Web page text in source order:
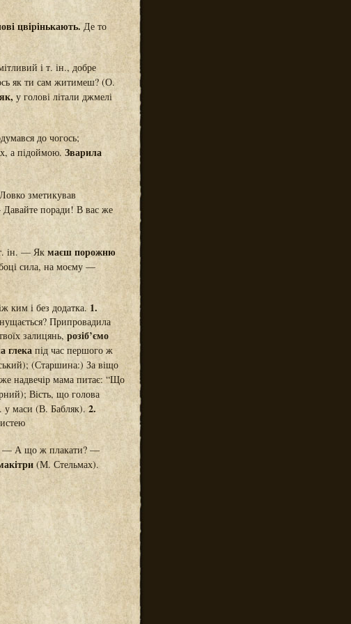
цвірінькають.Де то
і т. ін., добре
як ти сам житимеш? (О.
у голові літали джмелі
до чогось;
а підоймою. Зварила
зметикував
поради! В вас же
ін. — Як маєш порожню
сила, на моєму —
ким і без додатка. 1.
Припровадила
залицянь,розіб’ємо
глека під час першого ж
(Старшина:) За віщо
надвечір мама питає: “Що
Вість, що голова
у маси (В. Бабляк).2.
— А що ж плакати? —
(М. Стельмах).